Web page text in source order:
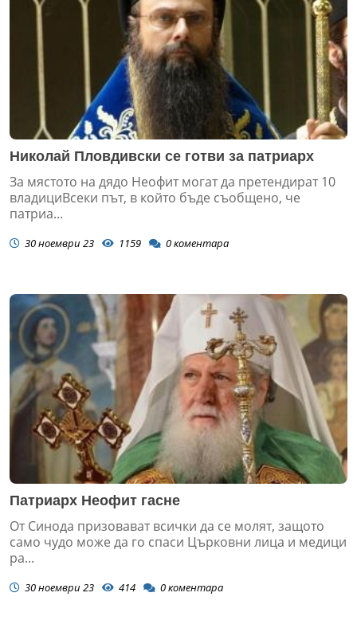
Николай Пловдивски се готви за патриарх
За мястото на дядо Неофит могат да претендират 10
владициВсеки път, в който бъде съобщено, че
патриа...
30 ноември 23 1159 0коментара
Патриарх Неофит гасне
От Синода призовават всички да се молят, защото
само чудо може да го спаси Църковни лица и медици
ра...
30 ноември 23 414 0коментара